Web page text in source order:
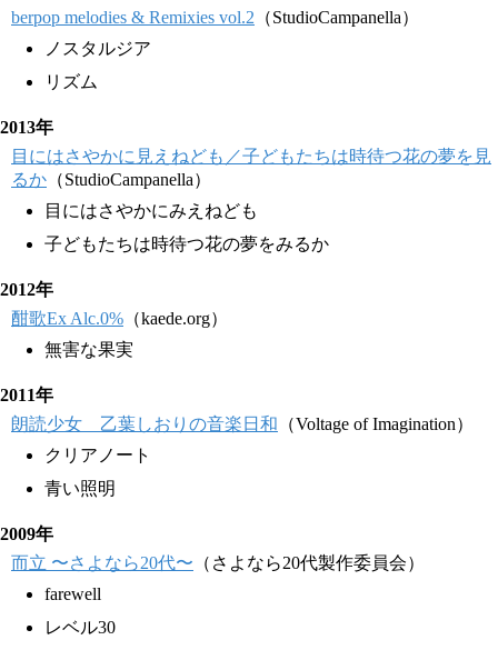
berpop melodies & Remixies vol.2 （StudioCampanella）
ノスタルジア
リズム
2013年
目にはさやかに見えねども／子どもたちは時待つ花の夢を見
るか （StudioCampanella）
目にはさやかにみえねども
子どもたちは時待つ花の夢をみるか
2012年
酣歌Ex Alc.0% （kaede.org）
無害な果実
2011年
朗読少女 乙葉しおりの音楽日和 （Voltage of Imagination）
クリアノート
青い照明
2009年
而立 〜さよなら20代〜 （さよなら20代製作委員会）
farewell
レベル30